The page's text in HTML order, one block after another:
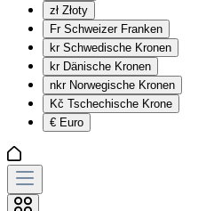
zł Złoty
Fr Schweizer Franken
kr Schwedische Kronen
kr Dänische Kronen
nkr Norwegische Kronen
Kč Tschechische Krone
€ Euro